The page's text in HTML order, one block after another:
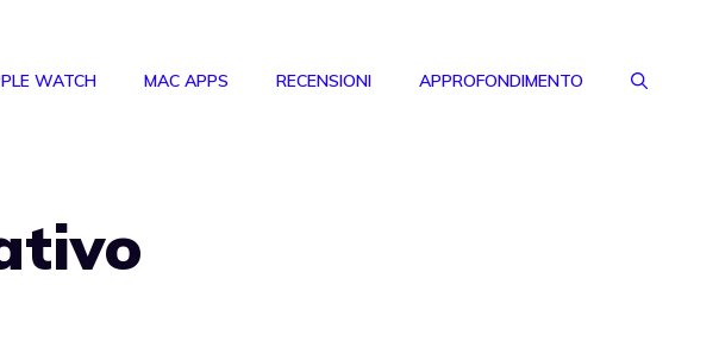
WATCH MAC APPS RECENSIONI APPROFONDIMENTO